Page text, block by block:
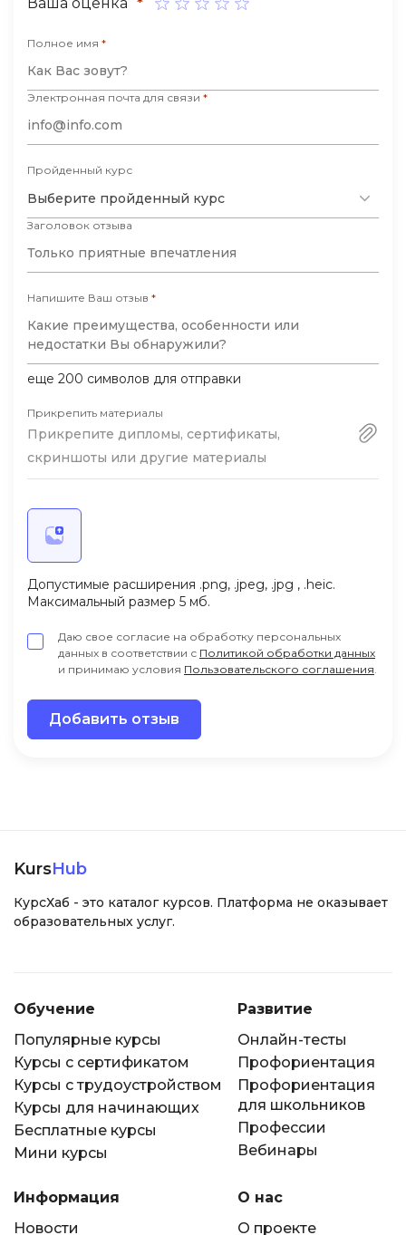
Полное имя *
Электронная почта для связи *
Пройденный курс
Выберите пройденный курс
Заголовок отзыва
Напишите Ваш отзыв *
еще 200 символов для отправки
Прикрепить материалы
Прикрепите дипломы, сертификаты,
скриншоты или другие материалы
Допустимые расширения .png, .jpeg, .jpg , .heic.
Максимальный размер 5 мб.
Даю свое согласие на обработку персональных
данных в соответствии с Политикой обработки данных
и принимаю условия Пользовательского соглашения
Добавить отзыв
KursHub
КурсХаб - это каталог курсов. Платформа не оказывает
образовательных услуг.
Обучение
Популярные курсы
Курсы с сертификатом
Курсы с трудоустройством
Курсы для начинающих
Бесплатные курсы
Мини курсы
Развитие
Онлайн-тесты
Профориентация
Профориентация
для школьников
Профессии
Вебинары
Информация
Новости
О нас
О проекте